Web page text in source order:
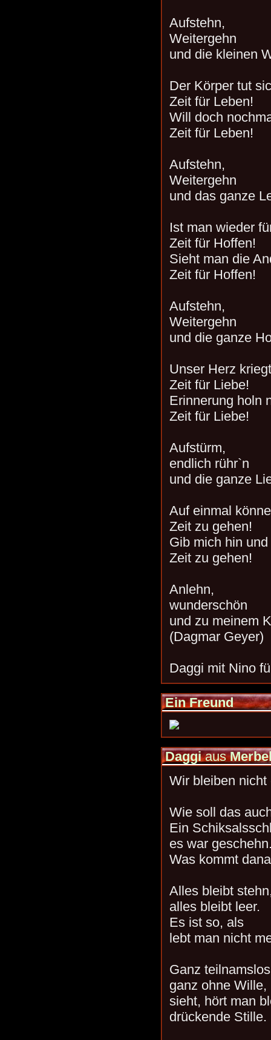
Aufstehn,
Weitergehn
und die kleinen
Der Körper tut
Zeit für Leben!
Will doch
Zeit für Leben!
Aufstehn,
Weitergehn
und das ganze
Ist man wieder
Zeit für Hoffen!
Sieht man die
Zeit für Hoffen!
Aufstehn,
Weitergehn
und die ganze
Unser Herz
Zeit für Liebe!
Erinnerung holn
Zeit für Liebe!
Aufstürm,
endlich rühr`n
und die ganze
Auf einmal
Zeit zu gehen!
Gib mich hin
Zeit zu gehen!
Anlehn,
wunderschön
und zu meinem
(Dagmar Geyer)
Daggi mit Nino
Ein Freund
Daggiaus
Wir bleiben nicht
Wie soll das
Ein
es war
Was kommt
Alles bleibt
alles bleibt leer.
Es ist so, als
lebt man nicht
Ganz
ganz ohne Wille,
sieht, hört man
drückende Stille.